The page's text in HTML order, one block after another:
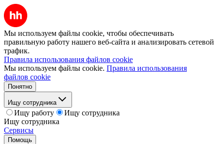
Мы используем файлы cookie, чтобы обеспечивать
правильную работу нашего веб-сайта и анализировать сетевой
трафик.
Правила использования файлов cookie
Мы используем файлы cookie. Правила использования
файлов cookie
Понятно
Ищу сотрудника
Ищу работу
Ищу сотрудника
Ищу сотрудника
Сервисы
Помощь